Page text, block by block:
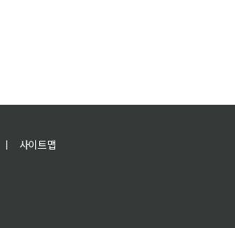
ㅣ
사이트맵